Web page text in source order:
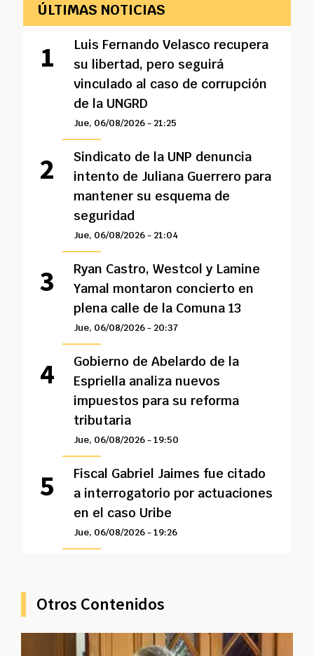
ÚLTIMAS NOTICIAS
Luis Fernando Velasco recupera
su libertad, pero seguirá
vinculado al caso de corrupción
de la UNGRD
Jue, 06/08/2026 - 21:25
Sindicato de la UNP denuncia
intento de Juliana Guerrero para
mantener su esquema de
seguridad
Jue, 06/08/2026 - 21:04
Ryan Castro, Westcol y Lamine
Yamal montaron concierto en
plena calle de la Comuna 13
Jue, 06/08/2026 - 20:37
Gobierno de Abelardo de la
Espriella analiza nuevos
impuestos para su reforma
tributaria
Jue, 06/08/2026 - 19:50
Fiscal Gabriel Jaimes fue citado
a interrogatorio por actuaciones
en el caso Uribe
Jue, 06/08/2026 - 19:26
Otros Contenidos